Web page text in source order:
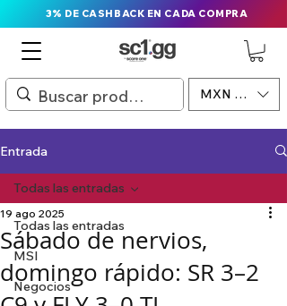
3% DE CASHBACK EN CADA COMPRA
MXN ($)
Entrada
Todas las entradas
MSI
Negocios
Todas las entradas
Sábado de nervios,
domingo rápido: SR 3–2
19 ago 2025